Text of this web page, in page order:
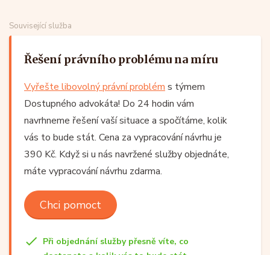
Související služba
Řešení právního problému na míru
Vyřešte libovolný právní problém s týmem
Dostupného advokáta! Do 24 hodin vám
navrhneme řešení vaší situace a spočítáme, kolik
vás to bude stát. Cena za vypracování návrhu je
390 Kč. Když si u nás navržené služby objednáte,
máte vypracování návrhu zdarma.
Chci pomoct
Při objednání služby přesně víte, co